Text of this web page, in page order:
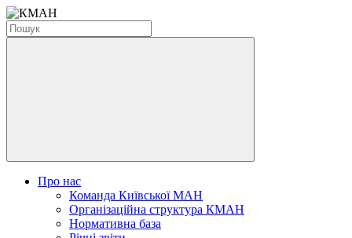
Про нас
Команда Київської МАН
Організаційна структура КМАН
Нормативна база